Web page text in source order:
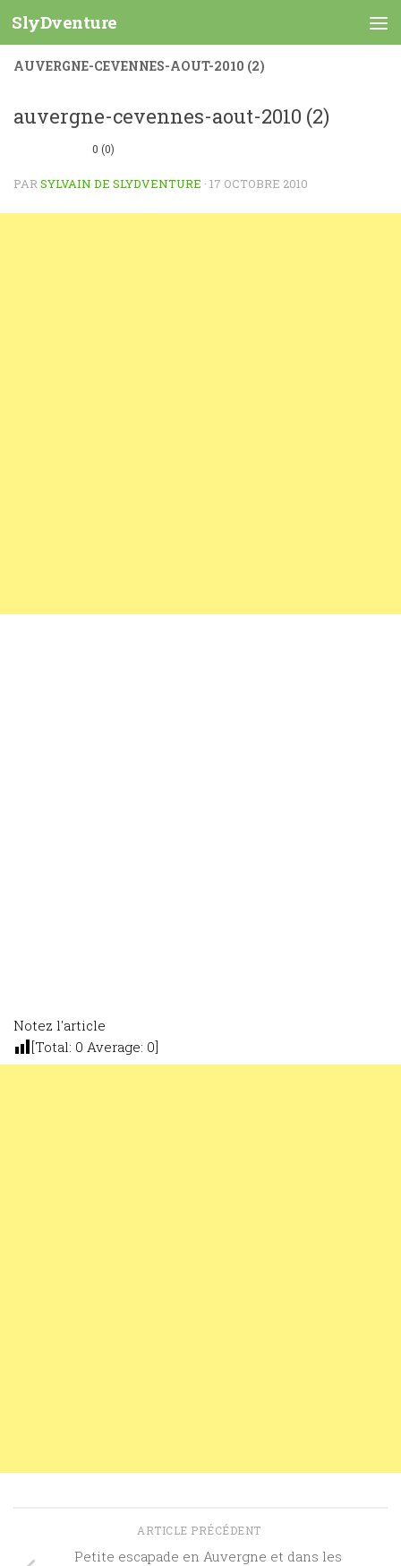
Skip to content
SlyDventure
AUVERGNE-CEVENNES-AOUT-2010 (2)
auvergne-cevennes-aout-2010 (2)
0 (0)
PARSYLVAIN DE SLYDVENTURE · 17 OCTOBRE 2010
Notez l'article
[Total: 0 Average: 0]
ARTICLE PRÉCÉDENT
Petite escapade en Auvergne et dans les